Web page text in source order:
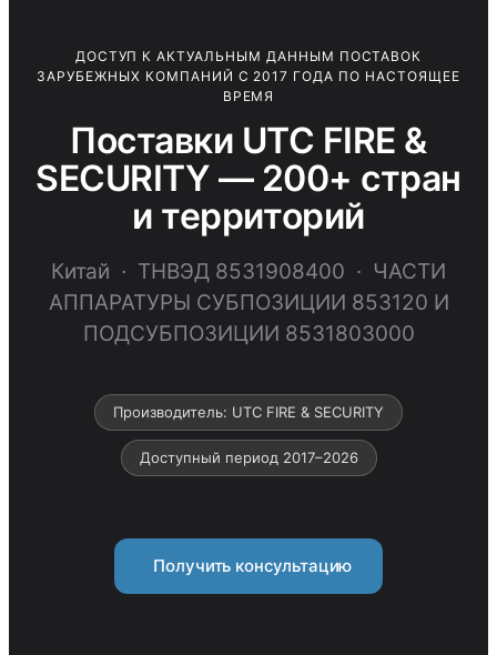
ДОСТУП К АКТУАЛЬНЫМ ДАННЫМ ПОСТАВОК
ЗАРУБЕЖНЫХ КОМПАНИЙ С 2017 ГОДА ПО НАСТОЯЩЕЕ
ВРЕМЯ
Поставки UTC FIRE &
SECURITY — 200+ стран
и территорий
Китай · ТНВЭД 8531908400 · ЧАСТИ
АППАРАТУРЫ СУБПОЗИЦИИ 853120 И
ПОДСУБПОЗИЦИИ 8531803000
Производитель: UTC FIRE & SECURITY
Доступный период 2017–2026
Получить консультацию